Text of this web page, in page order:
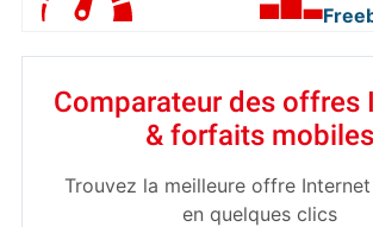
Comparateur des offres
& forfaits mobiles
Trouvez la meilleure offre
en quelques clics